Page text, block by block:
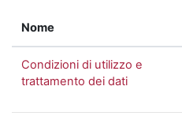
Nome
Condizioni di utilizzo e
trattamento dei dati